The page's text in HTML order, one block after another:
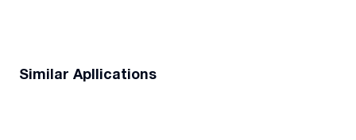
Similar Apllications